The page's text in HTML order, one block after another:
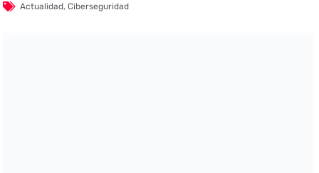
Actualidad,Ciberseguridad